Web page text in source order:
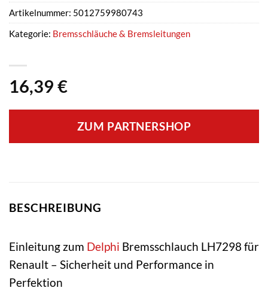
16,39 €
ZUM PARTNERSHOP
Artikelnummer: 5012759980743
Kategorie: Bremsschläuche & Bremsleitungen
BESCHREIBUNG
Einleitung zum Delphi Bremsschlauch LH7298 für
Renault – Sicherheit und Performance in
Perfektion